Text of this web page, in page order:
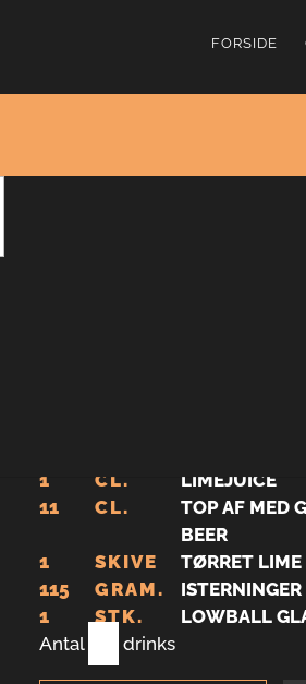
FORSIDE
1
CL.
LIMEJUICE
11
CL.
TOP AF MED
BEER
1
SKIVE
TØRRET
115
GRAM.
ISTERNINGER
1
STK.
LOWBALL
Antal
drinks